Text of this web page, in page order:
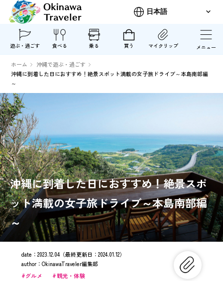
遊ぶ・過ごす 食べる 乗る 買う マイクリップ メニュー
ホーム
沖縄で遊ぶ・過ごす
沖縄に到着した日におすすめ！絶景スポット満載の女子旅ドライブ～本島南部編
～
沖縄に到着した日におすすめ！絶景スポ
ット満載の女子旅ドライブ～本島南部編
～
date： 2023.12.04（最終更新日： 2024.01.12）
author： OkinawaTraveler編集部
グルメ
観光・体験